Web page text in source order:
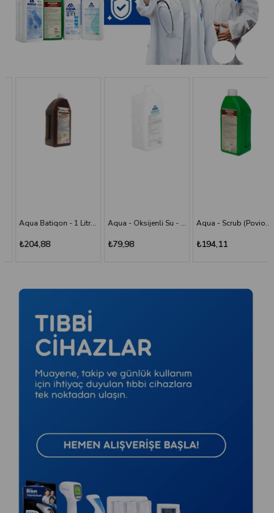
Aqua Batiqon - 1 Litre Batikon - Povidon İyot Çözelti %10
₺204,88
Aqua - Oksijenli Su - 1 lt
₺79,98
Aqua - Scrub (Poviodine) - %7,5 - 1 Litre
₺194,11